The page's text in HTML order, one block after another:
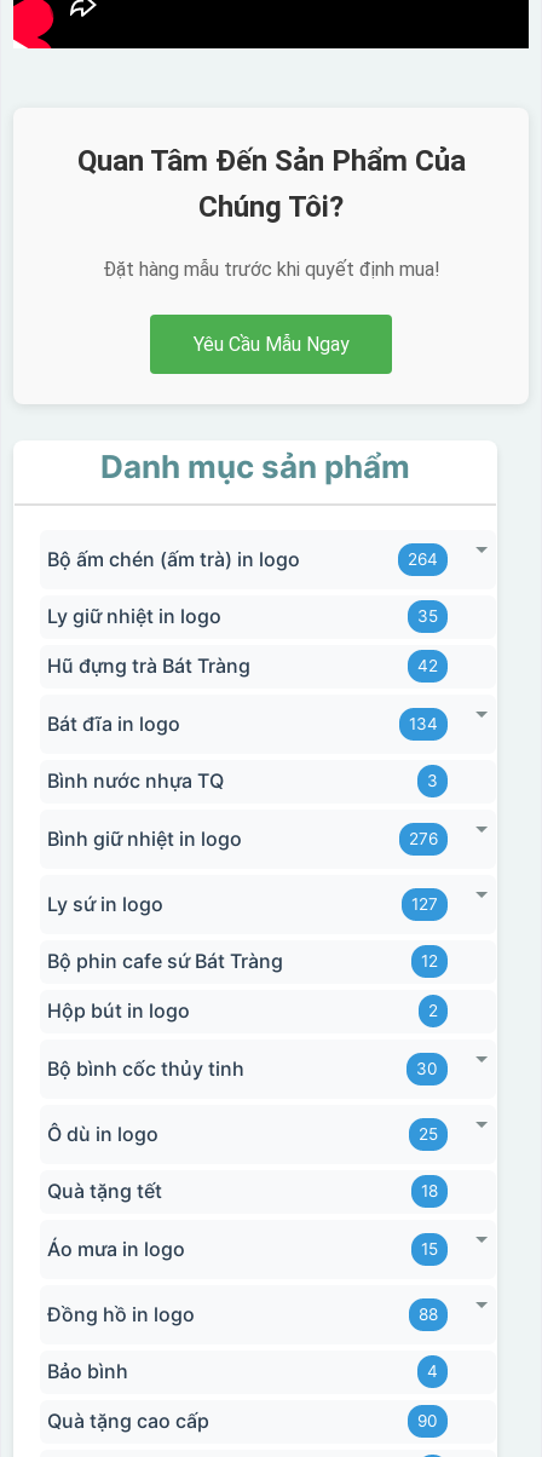
Quan Tâm Đến Sản Phẩm Của
Chúng Tôi?
Đặt hàng mẫu trước khi quyết định mua!
Yêu Cầu Mẫu Ngay
Danh mục sản phẩm
Bộ ấm chén (ấm trà) in logo 264
Ly giữ nhiệt in logo 35
Hũ đựng trà Bát Tràng 42
Bát đĩa in logo 134
Bình nước nhựa TQ 3
Bình giữ nhiệt in logo 276
Ly sứ in logo 127
Bộ phin cafe sứ Bát Tràng 12
Hộp bút in logo 2
Bộ bình cốc thủy tinh 30
Ô dù in logo 25
Quà tặng tết 18
Áo mưa in logo 15
Đồng hồ in logo 88
Bảo bình 4
Quà tặng cao cấp 90